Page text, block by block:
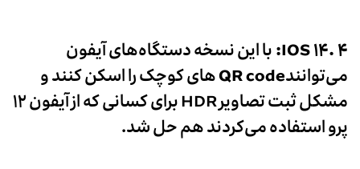
IOS ۱۴. ۴:با این نسخه دستگاه‌های آیفون
می‌توانندQR codeهای کوچک را اسکن کنند و
مشکل ثبت تصاویر HDR برای کسانی که از آیفون ۱۲
پرو استفاده می‌کردند هم حل شد.